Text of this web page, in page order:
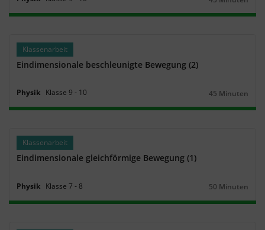
Dauer:
Klassenarbeit
Eindimensionale beschleunigte Bewegung (2)
Physik Klasse 9 ‐ 10
Dauer:
45 Minuten
Klassenarbeit
Eindimensionale gleichförmige Bewegung (1)
Physik Klasse 7 ‐ 8
Dauer:
50 Minuten